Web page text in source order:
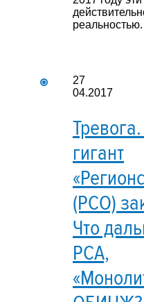
27
04.2017
гигант
(РСО)
Что
РСА,